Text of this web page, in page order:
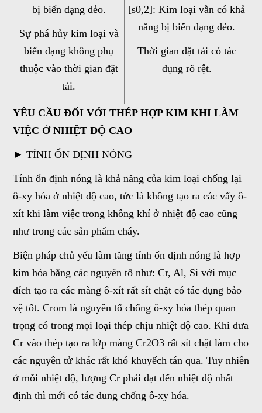
bị biến dạng dẻo.
Sự phá hủy kim loại và
biến dạng không phụ
thuộc vào thời gian đặt
tải.
[s0,2]: Kim loại vẫn có khả
năng bị biến dạng dẻo.
Thời gian đặt tải có tác
dụng rõ rệt.
YÊU CẦU ĐỐI VỚI THÉP HỢP KIM KHI LÀM
VIỆC Ở NHIỆT ĐỘ CAO
► TÍNH ỔN ĐỊNH NÓNG
Tính ổn định nóng là khả năng của kim loại chống lại
ô-xy hóa ở nhiệt độ cao, tức là không tạo ra các vẩy ô-
xít khi làm việc trong không khí ở nhiệt độ cao cũng
như trong các sản phẩm cháy.
Biện pháp chủ yếu làm tăng tính ổn định nóng là hợp
kim hóa bằng các nguyên tố như: Cr, Al, Si với mục
đích tạo ra các màng ô-xít rất sít chặt có tác dụng bảo
vệ tốt. Crom là nguyên tố chống ô-xy hóa thép quan
trọng có trong mọi loại thép chịu nhiệt độ cao. Khi đưa
Cr vào thép tạo ra lớp màng Cr2O3 rất sít chặt làm cho
các nguyên tử khác rất khó khuyếch tán qua. Tuy nhiên
ở mỗi nhiệt độ, lượng Cr phải đạt đến nhiệt độ nhất
định thì mới có tác dung chống ô-xy hóa.